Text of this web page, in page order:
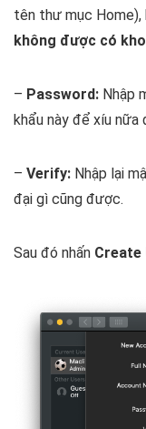
tên thư mục Home),
không được có
– Password: Nhập
khẩu này để xíu nữa
– Verify: Nhập lại
đại gì cũng được.
Sau đó nhấn Create